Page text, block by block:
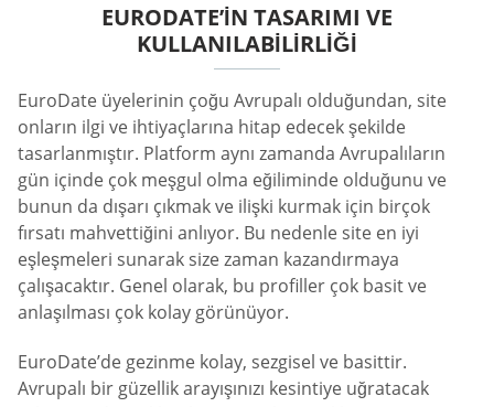
EURODATE’IN TASARIMI VE
KULLANILABILIRLIĞI
EuroDate üyelerinin çoğu Avrupalı olduğundan, site
onların ilgi ve ihtiyaçlarına hitap edecek şekilde
tasarlanmıştır. Platform aynı zamanda Avrupalıların
gün içinde çok meşgul olma eğiliminde olduğunu ve
bunun da dışarı çıkmak ve ilişki kurmak için birçok
fırsatı mahvettiğini anlıyor. Bu nedenle site en iyi
eşleşmeleri sunarak size zaman kazandırmaya
çalışacaktır. Genel olarak, bu profiller çok basit ve
anlaşılması çok kolay görünüyor.
EuroDate’de gezinme kolay, sezgisel ve basittir.
Avrupalı bir güzellik arayışınızı kesintiye uğratacak